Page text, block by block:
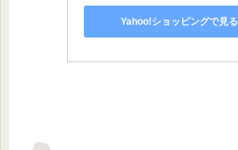
Yahoo!ショッピングで見る